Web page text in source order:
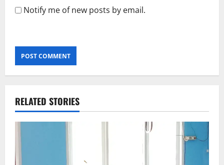
Notify me of new posts by email.
RELATED STORIES